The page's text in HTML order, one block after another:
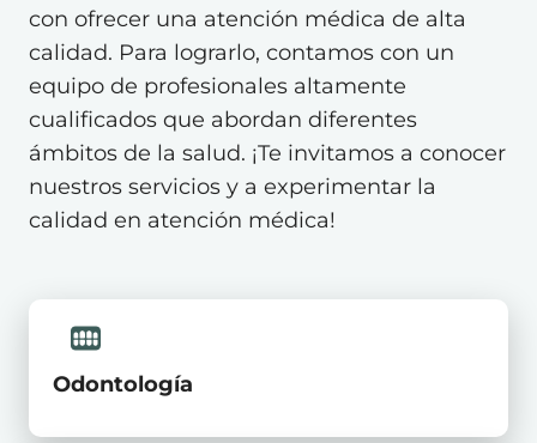
con ofrecer una atención médica de alta
calidad. Para lograrlo, contamos con un
equipo de profesionales altamente
cualificados que abordan diferentes
ámbitos de la salud. ¡Te invitamos a conocer
nuestros servicios y a experimentar la
calidad en atención médica!
Odontología